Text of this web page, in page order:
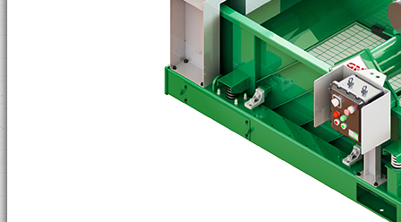
Вакуумный дегазатор
Центробежный насос
Срезающий Насос
Гидросмеситель